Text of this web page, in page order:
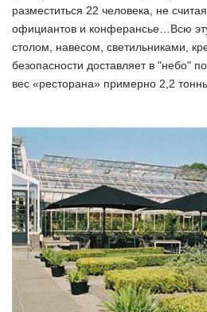
разместиться 22 человека, не
официантов и конферансье…Всю
столом, навесом, светильниками,
безопасности доставляет в
вес «ресторана» примерно 2,2